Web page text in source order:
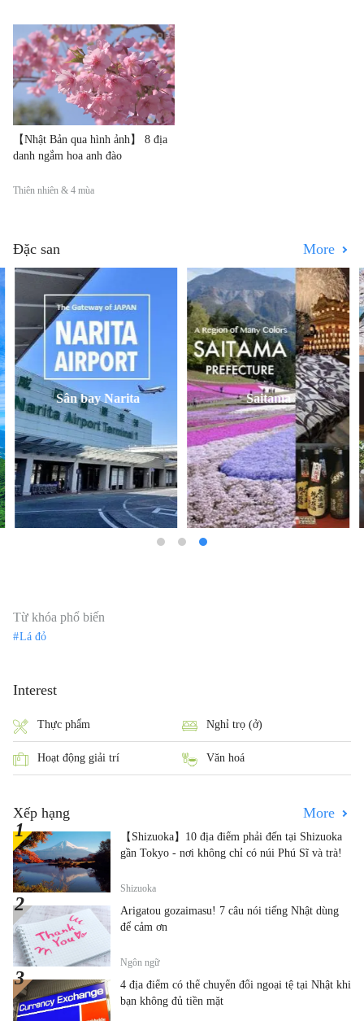
【Nhật Bản qua hình ảnh】 8 địa
danh ngắm hoa anh đào
Thiên nhiên & 4 mùa
Đặc san More
Sân bay Narita Saitama
Từ khóa phổ biến
Lá đỏ
Interest
Thực phẩm Nghỉ trọ (ở)
Hoạt động giải trí Văn hoá
Xếp hạng More
【Shizuoka】10 địa điểm phải đến tại Shizuoka
gần Tokyo - nơi không chỉ có núi Phú Sĩ và trà!
Shizuoka
Arigatou gozaimasu! 7 câu nói tiếng Nhật dùng
để cảm ơn
Ngôn ngữ
4 địa điểm có thể chuyển đổi ngoại tệ tại Nhật khi
bạn không đủ tiền mặt